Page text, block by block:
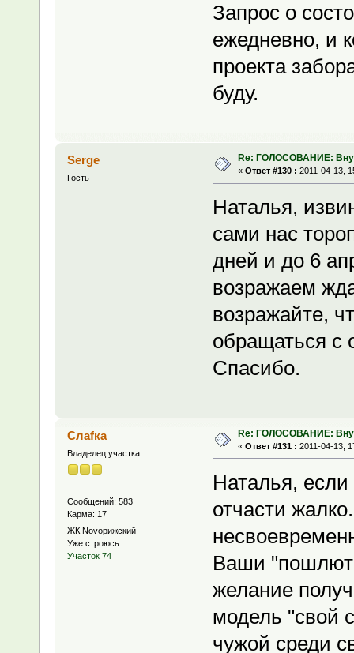
Запрос о
ежедневно, и
проекта
буду.
Serge
Гость
Re: ГОЛОСОВАНИЕ:
« Ответ #130 : 2011-04-13,
Наталья,
сами нас
дней и до 6
возражаем
возражайте,
обращаться с
Спасибо.
Слаfка
Владелец участка
Сообщений: 583
Карма: 17
ЖК Novoрижский
Уже строюсь
Участок 74
Re: ГОЛОСОВАНИЕ:
« Ответ #131 : 2011-04-13,
Наталья, если
отчасти
Ваши
желание
модель "свой
чужой среди